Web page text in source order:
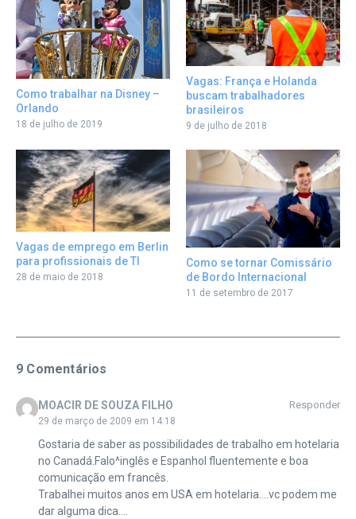
Como trabalhar na Disney –
Orlando
18 de julho de 2019
Vagas: França e Holanda
buscam trabalhadores
brasileiros
9 de julho de 2018
Vagas de emprego em Berlin
para profissionais de TI
28 de maio de 2018
Como se tornar Comissário
de Bordo Internacional
11 de setembro de 2017
9 Comentários
MOACIR DE SOUZA FILHO
29 de março de 2009 em 14:18
Responder
Gostaria de saber as possibilidades de trabalho em hotelaria
no Canadá.Falo^inglês e Espanhol fluentemente e boa
comunicação em francês.
Trabalhei muitos anos em USA em hotelaria….vc podem me
dar alguma dica….